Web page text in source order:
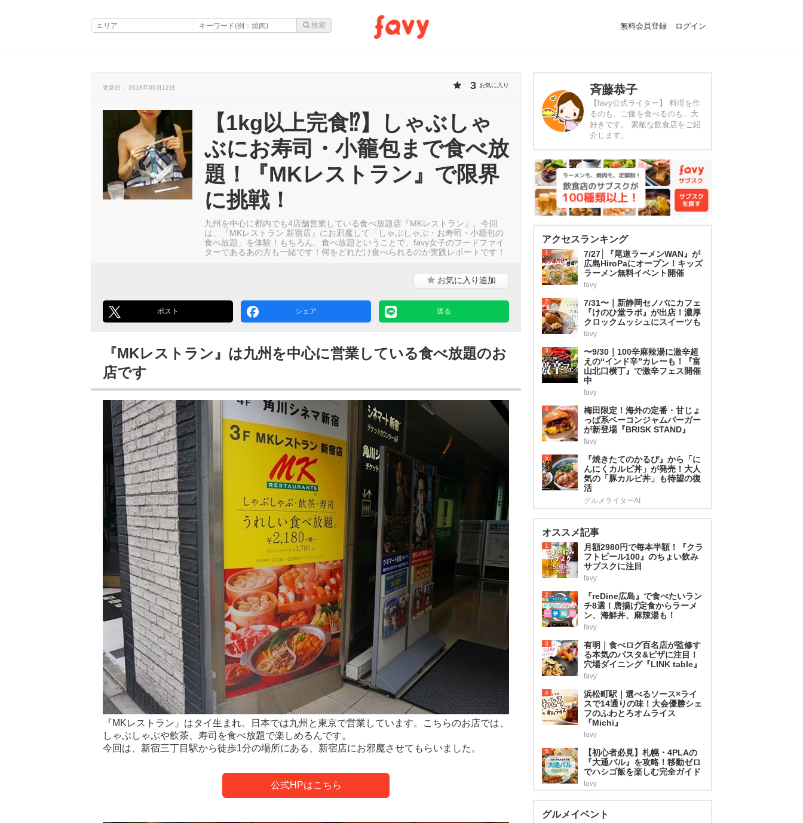
無料会員登録 ログイン
更新日： 2018年09月12日 3 お気に入り
【1kg以上完食⁉︎】しゃぶしゃ
ぶにお寿司・小籠包まで食べ放
題！『MKレストラン』で限界
に挑戦！
九州を中心に都内でも4店舗営業している食べ放題店『MKレストラン』。今回
は、『MKレストラン 新宿店』にお邪魔して「しゃぶしゃぶ・お寿司・小籠包の
食べ放題」を体験！もちろん、食べ放題ということで、favy女子のフードファイ
ターであるあの方も一緒です！何をどれだけ食べられるのか実践レポートです！
お気に入り追加
ポスト シェア 送る
『MKレストラン』は九州を中心に営業している食べ放題のお
店です
『MKレストラン』はタイ生まれ。日本では九州と東京で営業しています。こちらのお店では、
しゃぶしゃぶや飲茶、寿司を食べ放題で楽しめるんです。
今回は、新宿三丁目駅から徒歩1分の場所にある、新宿店にお邪魔させてもらいました。
公式HPはこちら
斉藤恭子
【favy公式ライター】 料理を作
るのも、ご飯を食べるのも、大
好きです。 素敵な飲食店をご紹
介します。
アクセスランキング
1
7/27│『尾道ラーメンWAN』が
広島HiroPaにオープン！キッズ
ラーメン無料イベント開催
favy
2
7/31〜｜新静岡セノバにカフェ
『けのひ堂ラボ』が出店！濃厚
クロックムッシュにスイーツも
favy
3
〜9/30｜100辛麻辣湯に激辛超
えの“インド辛”カレーも！『富
山北口横丁』で激辛フェス開催
中
favy
4
梅田限定！海外の定番・甘じょ
っぱ系ベーコンジャムバーガー
が新登場『BRISK STAND』
favy
5
『焼きたてのかるび』から「に
んにくカルビ丼」が発売！大人
気の「豚カルビ丼」も待望の復
活
グルメライターAI
オススメ記事
1
月額2980円で毎本半額！『クラ
フトビール100』のちょい飲み
サブスクに注目
favy
2
『reDine広島』で食べたいラン
チ8選！唐揚げ定食からラーメ
ン、海鮮丼、麻辣湯も！
favy
3
有明｜食べログ百名店が監修す
る本気のパスタ&ピザに注目！
穴場ダイニング『LINK table』
favy
4
浜松町駅｜選べるソース×ライ
スで14通りの味！大会優勝シェ
フのふわとろオムライス
『Michi』
favy
5
【初心者必見】札幌・4PLAの
『大通バル』を攻略！移動ゼロ
でハシゴ飯を楽しむ完全ガイド
favy
グルメイベント